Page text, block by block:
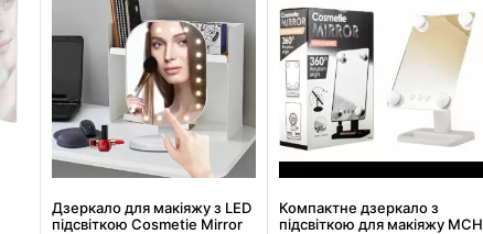
Дзеркало для макіяжу з LED
підсвіткою Cosmetie Mirror
Компактне дзеркало з
підсвіткою для макіяжу MCH